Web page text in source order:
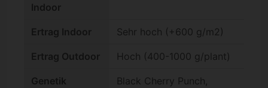
Indoor
Ertrag Indoor Sehr hoch (+600 g/m2)
Ertrag Outdoor Hoch (400-1000 g/plant)
Genetik
Black Cherry Punch,